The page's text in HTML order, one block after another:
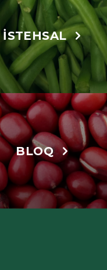
İSTEHSAL
BLOQ